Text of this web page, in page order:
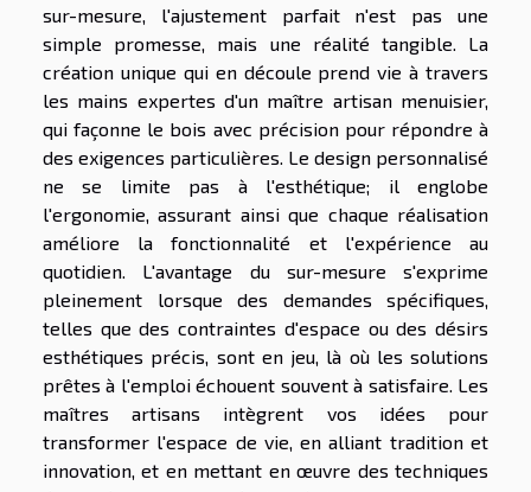
sur-mesure, l'ajustement parfait n'est pas une
simple promesse, mais une réalité tangible. La
création unique qui en découle prend vie à travers
les mains expertes d'un maître artisan menuisier,
qui façonne le bois avec précision pour répondre à
des exigences particulières. Le design personnalisé
ne se limite pas à l'esthétique; il englobe
l'ergonomie, assurant ainsi que chaque réalisation
améliore la fonctionnalité et l'expérience au
quotidien. L'avantage du sur-mesure s'exprime
pleinement lorsque des demandes spécifiques,
telles que des contraintes d'espace ou des désirs
esthétiques précis, sont en jeu, là où les solutions
prêtes à l'emploi échouent souvent à satisfaire. Les
maîtres artisans intègrent vos idées pour
transformer l'espace de vie, en alliant tradition et
innovation, et en mettant en œuvre des techniques